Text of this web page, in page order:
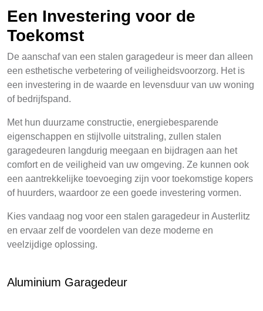
Een Investering voor de
Toekomst
De aanschaf van een stalen garagedeur is meer dan alleen
een esthetische verbetering of veiligheidsvoorzorg. Het is
een investering in de waarde en levensduur van uw woning
of bedrijfspand.
Met hun duurzame constructie, energiebesparende
eigenschappen en stijlvolle uitstraling, zullen stalen
garagedeuren langdurig meegaan en bijdragen aan het
comfort en de veiligheid van uw omgeving. Ze kunnen ook
een aantrekkelijke toevoeging zijn voor toekomstige kopers
of huurders, waardoor ze een goede investering vormen.
Kies vandaag nog voor een stalen garagedeur in Austerlitz
en ervaar zelf de voordelen van deze moderne en
veelzijdige oplossing.
Aluminium Garagedeur